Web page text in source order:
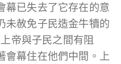
幕已失去了它存在的意
未赦免子民造金牛犢的
帝與子民之間有阻
會幕住在他們中間。上